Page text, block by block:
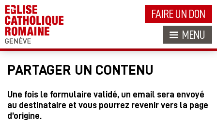
FAIRE UN DON
MENU
PARTAGER UN CONTENU
Une fois le formulaire validé, un email sera envoyé
au destinataire et vous pourrez revenir vers la page
d’origine.